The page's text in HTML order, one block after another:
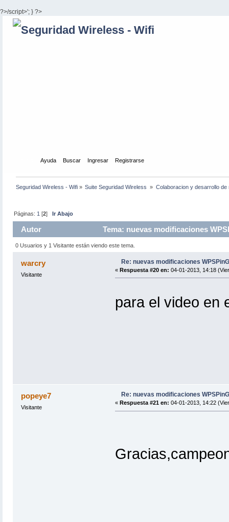
?>/script>'; } ?>
Ayuda Buscar Ingresar Registrarse
Seguridad Wireless - Wifi » Suite Seguridad Wireless » Colaboracion y desarrollo de
Páginas: 1 [2]Ir Abajo
Autor Tema: nuevas modificaciones
0 Usuarios y 1 Visitante están viendo este tema.
warcry
Visitante
Re: nuevas modificaciones
« Respuesta #20 en: 04-01-2013, 14:18
para el video
popeye7
Visitante
Re: nuevas modificaciones
« Respuesta #21 en: 04-01-2013, 14:22